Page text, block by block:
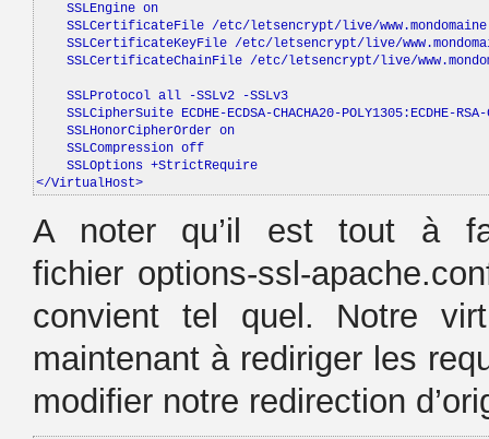
    SSLEngine on
SSLCertificateFile /etc/letsencrypt/live/
SSLCertificateKeyFile /etc/letsencrypt/live/
SSLCertificateChainFile /etc/letsencrypt/live/
    SSLProtocol all -SSLv2 -SSLv3
SSLCipherSuite ECDHE-ECDSA-CHACHA20-POLY1305:ECDHE-
    SSLHonorCipherOrder on
    SSLCompression off
    SSLOptions +StrictRequire
</VirtualHost>
A noter qu’il est tout à
fichier options-ssl-
convient tel quel. Notre
maintenant à rediriger les
modifier notre redirection